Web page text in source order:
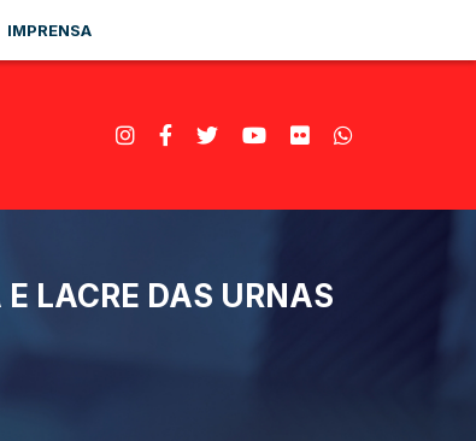
IMPRENSA
LACRE DAS URNAS